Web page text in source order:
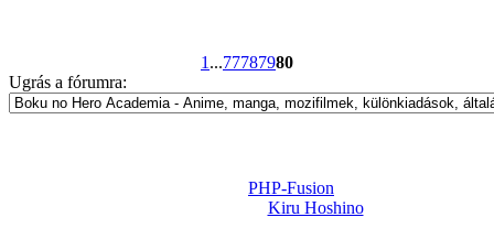
1 ...77787980
Ugrás a fórumra:
PHP-Fusion
Kiru Hoshino